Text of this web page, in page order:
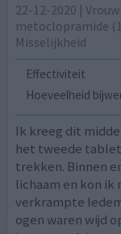
22-12-2020 | Vrouw
metoclopramide
Misselijkheid
Effectiviteit
Hoeveelheid
Ik kreeg dit
het tweede
trekken. Binnen
lichaam en kon
verkrampte
ogen waren wijd